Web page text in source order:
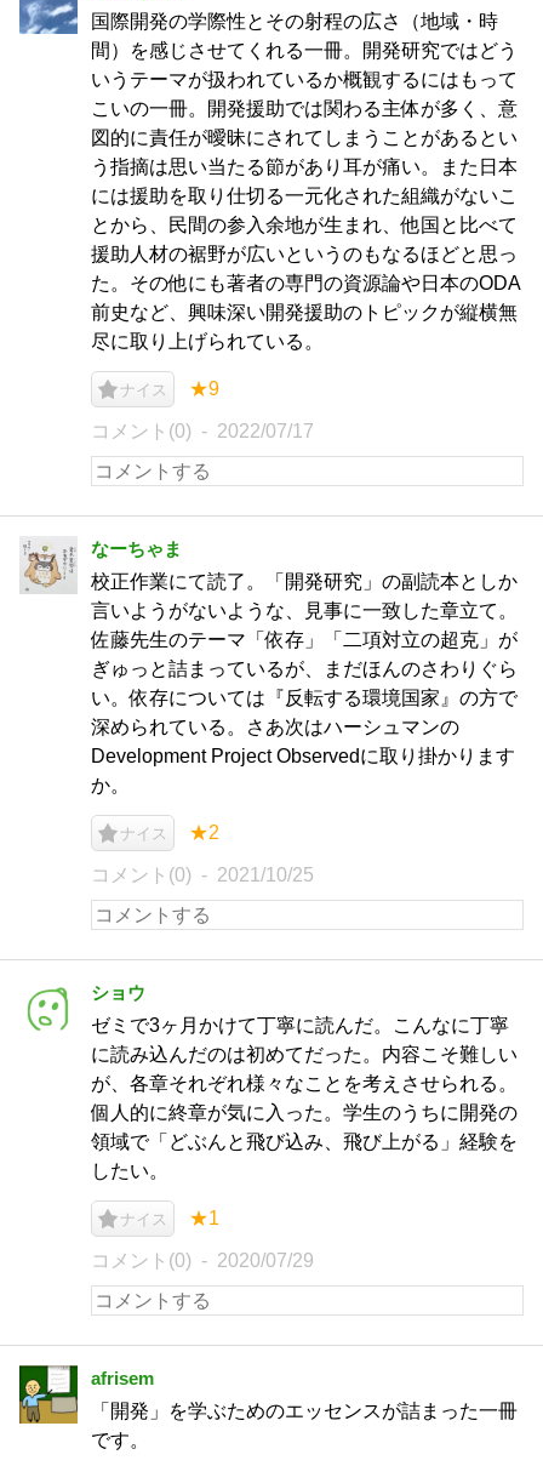
国際開発の学際性とその射程の広さ（地域・時
間）を感じさせてくれる一冊。開発研究ではどう
いうテーマが扱われているか概観するにはもって
こいの一冊。開発援助では関わる主体が多く、意
図的に責任が曖昧にされてしまうことがあるとい
う指摘は思い当たる節があり耳が痛い。また日本
には援助を取り仕切る一元化された組織がないこ
とから、民間の参入余地が生まれ、他国と比べて
援助人材の裾野が広いというのもなるほどと思っ
た。その他にも著者の専門の資源論や日本のODA
前史など、興味深い開発援助のトピックが縦横無
尽に取り上げられている。
ナイス ★9
コメント(0) 2022/07/17
なーちゃま
校正作業にて読了。「開発研究」の副読本としか
言いようがないような、見事に一致した章立て。
佐藤先生のテーマ「依存」「二項対立の超克」が
ぎゅっと詰まっているが、まだほんのさわりぐら
い。依存については『反転する環境国家』の方で
深められている。さあ次はハーシュマンの
Development Project Observedに取り掛かります
か。
ナイス ★2
コメント(0) 2021/10/25
ショウ
ゼミで3ヶ月かけて丁寧に読んだ。こんなに丁寧
に読み込んだのは初めてだった。内容こそ難しい
が、各章それぞれ様々なことを考えさせられる。
個人的に終章が気に入った。学生のうちに開発の
領域で「どぶんと飛び込み、飛び上がる」経験を
したい。
ナイス ★1
コメント(0) 2020/07/29
afrisem
「開発」を学ぶためのエッセンスが詰まった一冊
です。